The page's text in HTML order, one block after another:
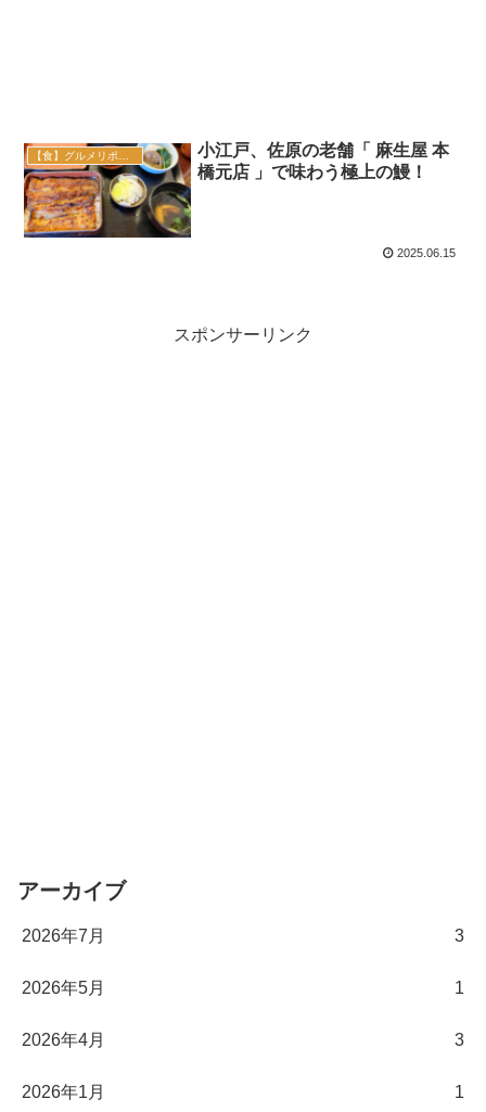
小江戸、佐原の老舗「 麻生屋 本
橋元店 」で味わう極上の鰻！
2025.06.15
スポンサーリンク
アーカイブ
2026年7月 3
2026年5月 1
2026年4月 3
2026年1月 1